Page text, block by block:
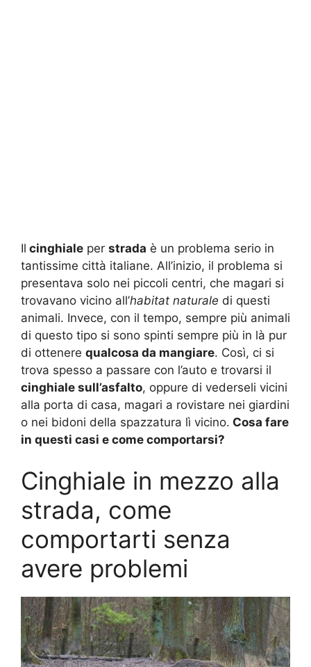
Il cinghiale per strada è un problema serio in
tantissime città italiane. All’inizio, il problema si
presentava solo nei piccoli centri, che magari si
trovavano vicino all’habitat naturale di questi
animali. Invece, con il tempo, sempre più animali
di questo tipo si sono spinti sempre più in là pur
di ottenere qualcosa da mangiare. Così, ci si
trova spesso a passare con l’auto e trovarsi il
cinghiale sull’asfalto, oppure di vederseli vicini
alla porta di casa, magari a rovistare nei giardini
o nei bidoni della spazzatura lì vicino. Cosa fare
in questi casi e come comportarsi?
Cinghiale in mezzo alla
strada, come
comportarti senza
avere problemi